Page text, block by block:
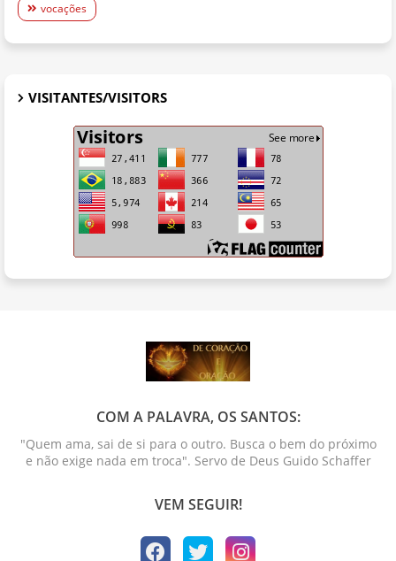
vocações
VISITANTES/VISITORS
COM A PALAVRA, OS SANTOS:
"Quem ama, sai de si para o outro. Busca o bem do próximo
e não exige nada em troca". Servo de Deus Guido Schaffer
VEM SEGUIR!